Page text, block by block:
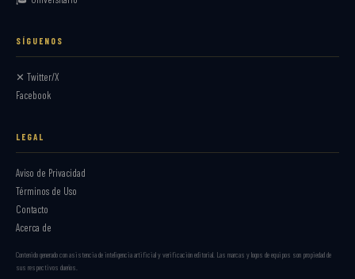
SÍGUENOS
✕ Twitter/X
Facebook
LEGAL
Aviso de Privacidad
Términos de Uso
Contacto
Acerca de
Contenido generado con asistencia de inteligencia artificial y verificación editorial. Las marcas y logos de equipos son propiedad de
sus respectivos dueños.